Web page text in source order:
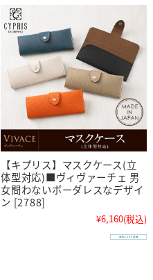
【キプリス】マスクケース(立
体型対応)■ヴィヴァーチェ 男
女問わないボーダレスなデザイ
ン [2788]
¥6,160(税込)